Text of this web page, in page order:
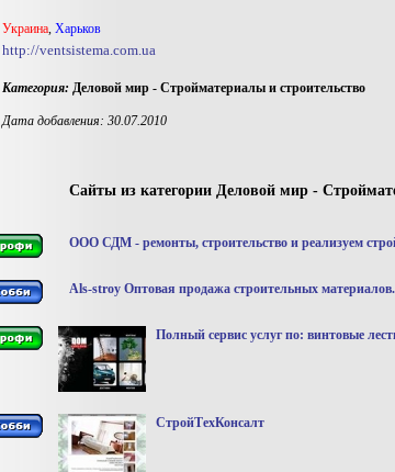
Украина, Харьков
http://ventsistema.com.ua
Категория: Деловой мир - Стройматериалы и строительство
Дата добавления: 30.07.2010
Сайты из категории Деловой мир -
ООО СДМ - ремонты, строительство и реализуем
Als-stroy Оптовая продажа строительных
Полный сервис услуг по: винтовые
СтройТехКонсалт